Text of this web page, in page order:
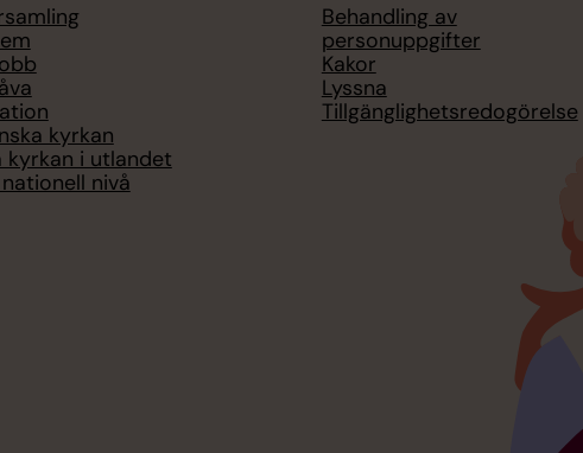
kyrkan
kyrkan i utlandet
nivå
Behandling av
personuppgifter
Kakor
Lyssna
Tillgänglighetsredogörelse